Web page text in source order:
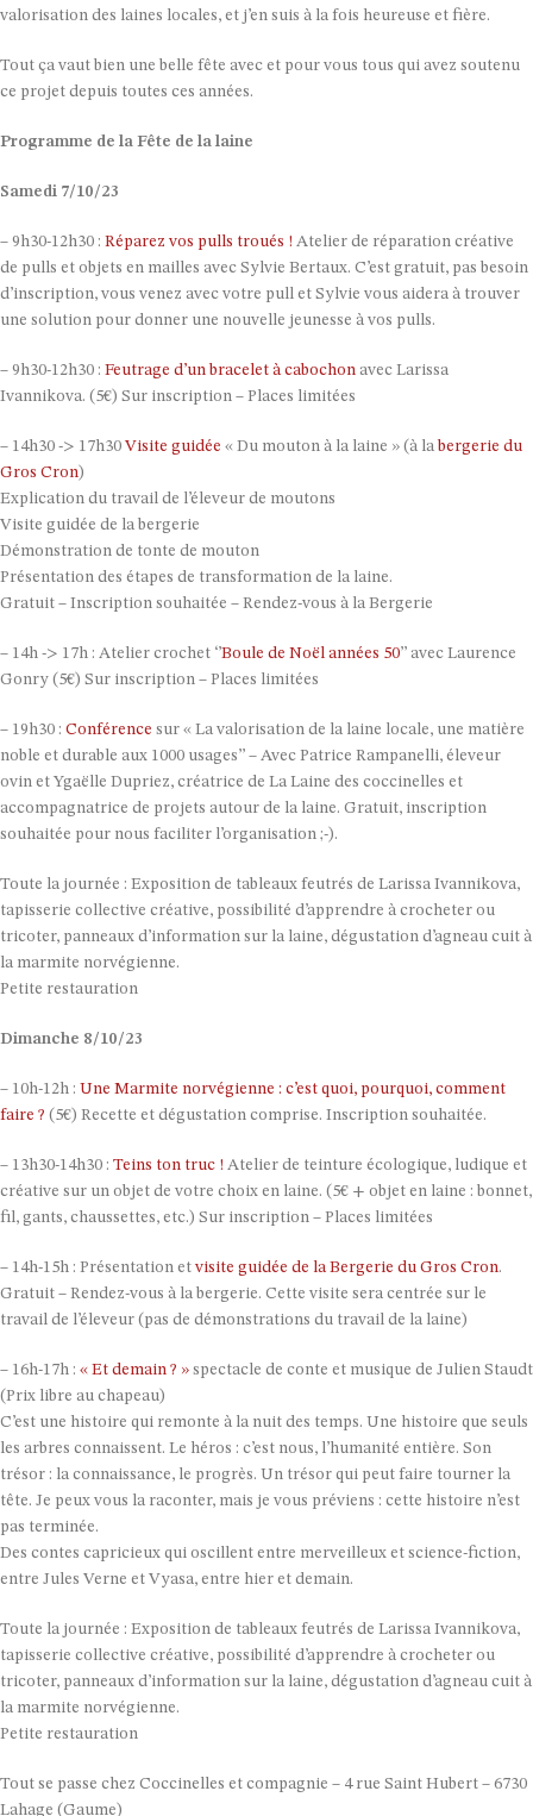
valorisation des laines locales, et j’en suis à la fois heureuse et fière.
Tout ça vaut bien une belle fête avec et pour vous tous qui avez soutenu
ce projet depuis toutes ces années.
Programme de la Fête de la laine
Samedi 7/10/23
– 9h30-12h30 : Réparez vos pulls troués ! Atelier de réparation créative
de pulls et objets en mailles avec Sylvie Bertaux. C’est gratuit, pas besoin
d’inscription, vous venez avec votre pull et Sylvie vous aidera à trouver
une solution pour donner une nouvelle jeunesse à vos pulls.
– 9h30-12h30 : Feutrage d’un bracelet à cabochon avec Larissa
Ivannikova. (5€) Sur inscription – Places limitées
– 14h30 -> 17h30 Visite guidée « Du mouton à la laine » (à la bergerie du
Gros Cron)
Explication du travail de l’éleveur de moutons
Visite guidée de la bergerie
Démonstration de tonte de mouton
Présentation des étapes de transformation de la laine.
Gratuit – Inscription souhaitée – Rendez-vous à la Bergerie
– 14h -> 17h : Atelier crochet ‘’Boule de Noël années 50’’ avec Laurence
Gonry (5€) Sur inscription – Places limitées
– 19h30 : Conférence sur « La valorisation de la laine locale, une matière
noble et durable aux 1000 usages’’ – Avec Patrice Rampanelli, éleveur
ovin et Ygaëlle Dupriez, créatrice de La Laine des coccinelles et
accompagnatrice de projets autour de la laine. Gratuit, inscription
souhaitée pour nous faciliter l’organisation ;-).
Toute la journée : Exposition de tableaux feutrés de Larissa Ivannikova,
tapisserie collective créative, possibilité d’apprendre à crocheter ou
tricoter, panneaux d’information sur la laine, dégustation d’agneau cuit à
la marmite norvégienne.
Petite restauration
Dimanche 8/10/23
– 10h-12h : Une Marmite norvégienne : c’est quoi, pourquoi, comment
faire ? (5€) Recette et dégustation comprise. Inscription souhaitée.
– 13h30-14h30 : Teins ton truc ! Atelier de teinture écologique, ludique et
créative sur un objet de votre choix en laine. (5€ + objet en laine : bonnet,
fil, gants, chaussettes, etc.) Sur inscription – Places limitées
– 14h-15h : Présentation et visite guidée de la Bergerie du Gros Cron.
Gratuit – Rendez-vous à la bergerie. Cette visite sera centrée sur le
travail de l’éleveur (pas de démonstrations du travail de la laine)
– 16h-17h : « Et demain ? » spectacle de conte et musique de Julien Staudt
(Prix libre au chapeau)
C’est une histoire qui remonte à la nuit des temps. Une histoire que seuls
les arbres connaissent. Le héros : c’est nous, l’humanité entière. Son
trésor : la connaissance, le progrès. Un trésor qui peut faire tourner la
tête. Je peux vous la raconter, mais je vous préviens : cette histoire n’est
pas terminée.
Des contes capricieux qui oscillent entre merveilleux et science-fiction,
entre Jules Verne et Vyasa, entre hier et demain.
Toute la journée : Exposition de tableaux feutrés de Larissa Ivannikova,
tapisserie collective créative, possibilité d’apprendre à crocheter ou
tricoter, panneaux d’information sur la laine, dégustation d’agneau cuit à
la marmite norvégienne.
Petite restauration
Tout se passe chez Coccinelles et compagnie – 4 rue Saint Hubert – 6730
Lahage (Gaume)